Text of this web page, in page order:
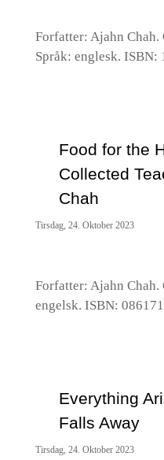
Forfatter: Ajahn Chah.
Språk: englesk. ISBN:
Food for the
Collected
Chah
Tirsdag, 24. Oktober 2023
Forfatter: Ajahn
engelsk. ISBN:
Everything
Falls Away
Tirsdag, 24. Oktober 2023